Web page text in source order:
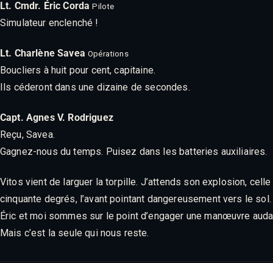
Lt. Cmdr. Éric Corda Pilote
Simulateur enclenché !
Lt. Charlène Savea Opérations
Boucliers à huit pour cent, capitaine.
Ils céderont dans une dizaine de secondes.
Capt. Agnes V. Rodriguez
Reçu, Savea.
Gagnez-nous du temps. Puisez dans les batteries auxiliaires.
Vitos vient de larguer la torpille. J’attends son explosion,
cinquante degrés, l’avant pointant dangereusement vers le sol.
Éric et moi sommes sur le point d’engager une manœuvre
Mais c’est la seule qui nous reste.